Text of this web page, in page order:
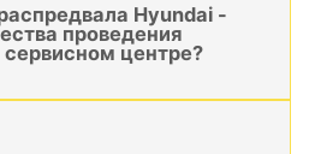
Hyundai -
проведения
центре?